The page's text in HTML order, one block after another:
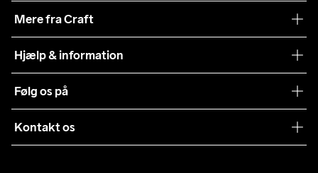
Mere fra Craft
Samarbejder
Presse
Sustainability
Hjælp & information
Levering
Kundeservice
Følg os på
Kontakt os